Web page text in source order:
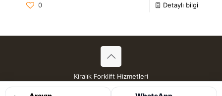
0 Detaylı bilgi
Kiralık Forklift Hizmetleri
Tüm Hakları Saklıdır © 2026